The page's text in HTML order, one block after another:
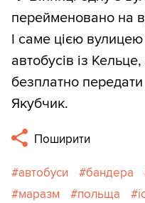
перейменовано на
І саме цією вулицею
автобусів із
безплатно
Якубчик.
Поширити
автобуси бандера
маразм
польща